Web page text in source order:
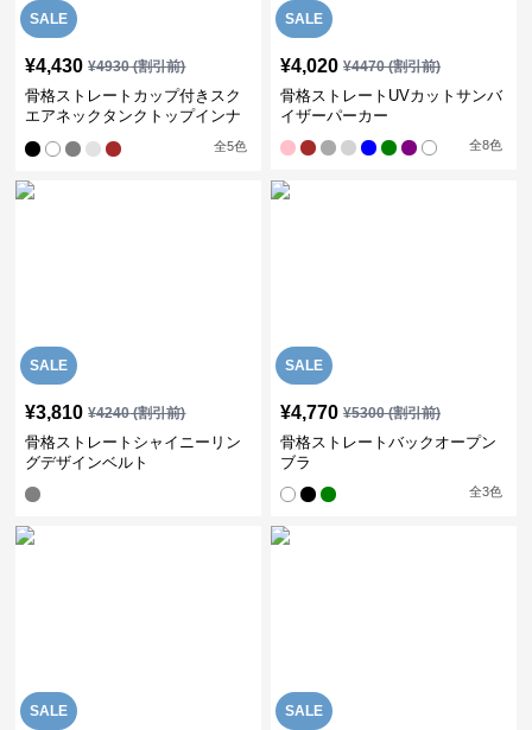
SALE
¥4,430 ¥4930(割引前)
骨格ストレートカップ付きスク
エアネックタンクトップインナ
全5色
SALE
¥4,020 ¥4470(割引前)
骨格ストレートUVカットサンバ
イザーパーカー
全8色
SALE
¥3,810 ¥4240(割引前)
骨格ストレートシャイニーリン
グデザインベルト
SALE
¥4,770 ¥5300(割引前)
骨格ストレートバックオープン
ブラ
全3色
SALE SALE